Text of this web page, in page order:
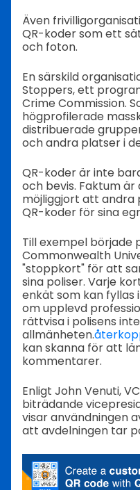
Även
QR-koder som ett
och foton.
En särskild
Stoppers, ett
Crime Commission.
högprofilerade
distribuerade
och andra platser i
QR-koder är inte
och bevis. Faktum
möjliggjort att andra
QR-koder för sina
Till exempel började
Commonwealth
"stoppkort" för att
sina poliser. Varje
enkät som kan
om upplevd
rättvisa i polisens
allmänheten.
kan skanna för att
kommentarer.
Enligt John Venuti,
biträdande
visar användningen
att avdelningen tar